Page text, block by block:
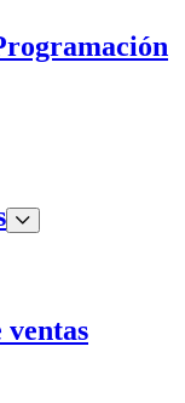
ventas